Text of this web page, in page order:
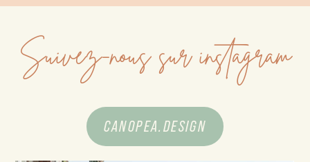
Suivez-nous sur instagram
CANOPEA.DESIGN